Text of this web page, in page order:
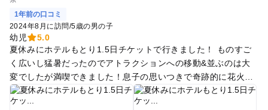
くらい。親はヒヤヒヤでした ・ファンタジーフォレスト、オス
スメです。我が家は2日目に初めて入りました。30分程の入替
制。思いっきり屋内で温かく遊べます。よちよち歩きのお子さ
まも遊べるスペースあり。思いっきり遊びたいお子さまのスペ
ースもあり。もっと早めに分かっていたら十分楽しめた、の後
悔からこちらに。 ・ハウステンボスのアプリあります。我が家
は1日目に気がつかず、だいぶ損をした気分。夜の花火まで見
たい方、夜の方が当然待ち時間短いです。人気のものを夜に回
1年前の口コミ
2024年8月に訪問/5歳の男の子
幼児
5.0
夏休みにホテルもとり1.5日チケットで行きました！ ものすご
く広いし猛暑だったのでアトラクションへの移動&並ぶのは大
変でしたが満喫できました！息子の思いつきで奇跡的に花火を
観覧車から観ることができ、家族で良い思い出ができました！
翌日はプールも入って大満足です！